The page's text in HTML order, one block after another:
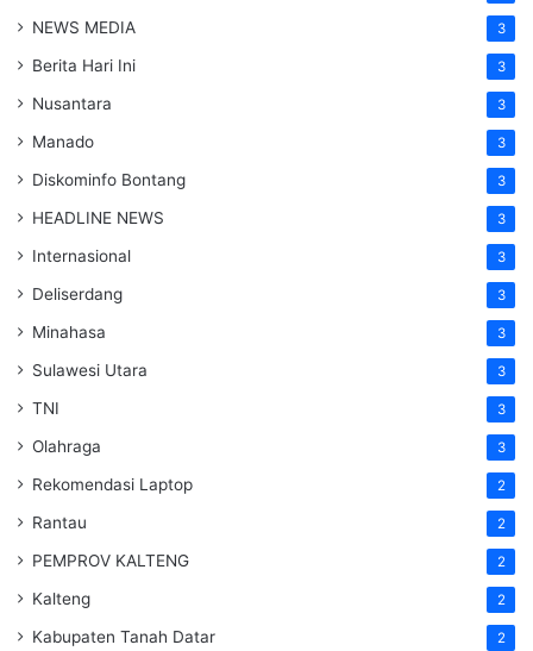
NEWS MEDIA 3
Berita Hari Ini 3
Nusantara 3
Manado 3
Diskominfo Bontang 3
HEADLINE NEWS 3
Internasional 3
Deliserdang 3
Minahasa 3
Sulawesi Utara 3
TNI 3
Olahraga 3
Rekomendasi Laptop 2
Rantau 2
PEMPROV KALTENG 2
Kalteng 2
Kabupaten Tanah Datar 2